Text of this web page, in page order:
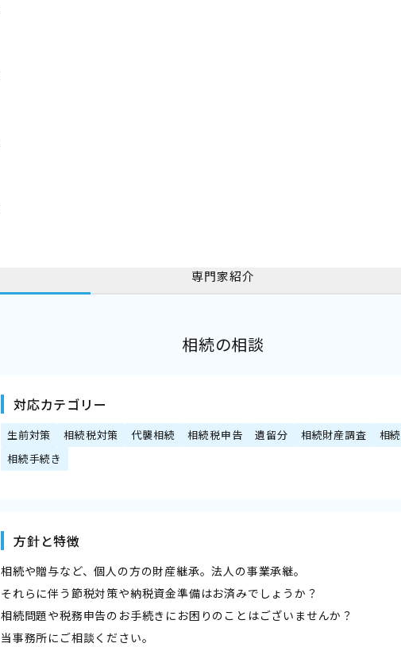
専門家紹介
相続の相談
対応カテゴリー
生前対策 相続税対策 代襲相続 相続税申告 遺留分 相続財産調査 相
相続手続き
方針と特徴
相続や贈与など、個人の方の財産継承。法人の事業承継。
それらに伴う節税対策や納税資金準備はお済みでしょうか？
相続問題や税務申告のお手続きにお困りのことはございませんか？
当事務所にご相談ください。